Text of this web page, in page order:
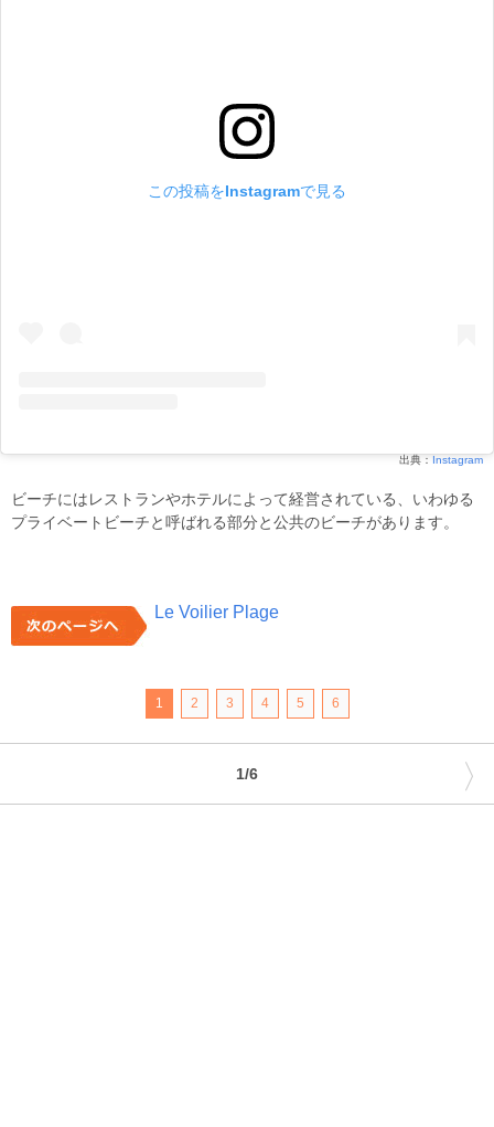
この投稿をInstagramで見る
出典： Instagram
ビーチにはレストランやホテルによって経営されている、いわゆる
プライベートビーチと呼ばれる部分と公共のビーチがあります。
Le Voilier Plage
1 2 3 4 5 6
1/6 〉